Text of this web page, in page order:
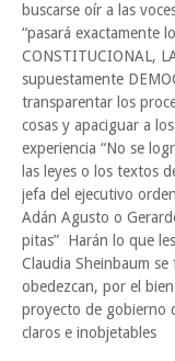
buscarse oír a las
“pasará exactamente
CONSTITUCIONAL,
supuestamente
transparentar los
cosas y apaciguar a
experiencia “No se
las leyes o los textos
jefa del ejecutivo
Adán Agusto o
pitas” Harán lo que
Claudia Sheinbaum
obedezcan, por el
proyecto de gobierno
claros e inobjetables